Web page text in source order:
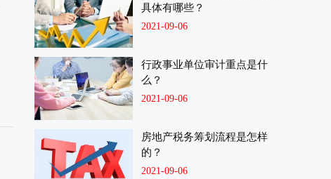
具体有哪些？
2021-09-06
行政事业单位审计重点是什
么？
2021-09-06
房地产税务筹划流程是怎样
的？
2021-09-06